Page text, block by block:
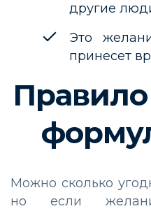
другие
Это
принесет
Можно сколько
но если